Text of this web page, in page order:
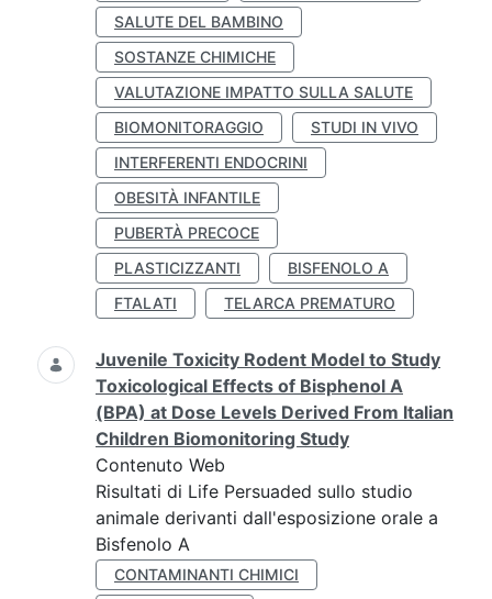
SALUTE DEL BAMBINO
SOSTANZE CHIMICHE
VALUTAZIONE IMPATTO SULLA SALUTE
BIOMONITORAGGIO
STUDI IN VIVO
INTERFERENTI ENDOCRINI
OBESITÀ INFANTILE
PUBERTÀ PRECOCE
PLASTICIZZANTI
BISFENOLO A
FTALATI
TELARCA PREMATURO
Juvenile Toxicity Rodent Model to Study
Toxicological Effects of Bisphenol A
(BPA) at Dose Levels Derived From Italian
Children Biomonitoring Study
Contenuto Web
Risultati di Life Persuaded sullo studio
animale derivanti dall'esposizione orale a
Bisfenolo A
CONTAMINANTI CHIMICI